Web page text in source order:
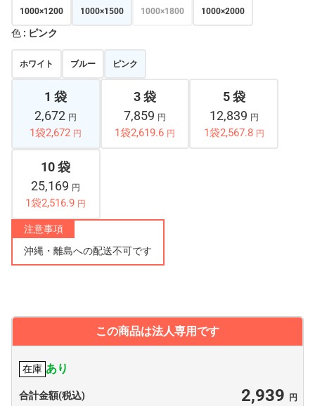
1000×1200 1000×1500 1000×1800 1000×2000
色 : ピンク
ホワイト ブルー ピンク
1 袋
2,672 円
1袋2,672 円
3 袋
7,859 円
1袋2,619.6 円
5 袋
12,839 円
1袋2,567.8 円
10 袋
25,169 円
1袋2,516.9 円
注意事項
沖縄・離島への配送不可です
この商品は法人専用です
在庫 あり
合計金額(税込) 2,939